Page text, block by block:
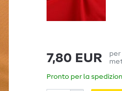
7,80 EUR per
Pronto per la